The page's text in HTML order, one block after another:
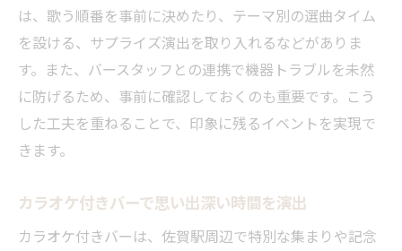
は、歌う順番を事前に決めたり、テーマ別の選曲タイム
を設ける、サプライズ演出を取り入れるなどがありま
す。また、バースタッフとの連携で機器トラブルを未然
に防げるため、事前に確認しておくのも重要です。こう
した工夫を重ねることで、印象に残るイベントを実現で
きます。
カラオケ付きバーで思い出深い時間を演出
カラオケ付きバーは、佐賀駅周辺で特別な集まりや記念